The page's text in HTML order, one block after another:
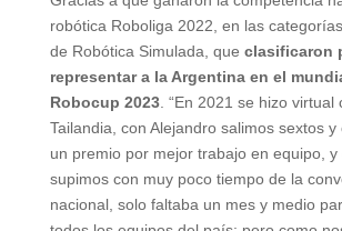
robótica Roboliga 2022, en las
de Robótica Simulada, que clasificaron
representar a la Argentina en el
Robocup 2023. “En 2021 se hizo virtual
Tailandia, con Alejandro salimos sextos
un premio por mejor trabajo en equipo,
supimos con muy poco tiempo de la
nacional, solo faltaba un mes y medio